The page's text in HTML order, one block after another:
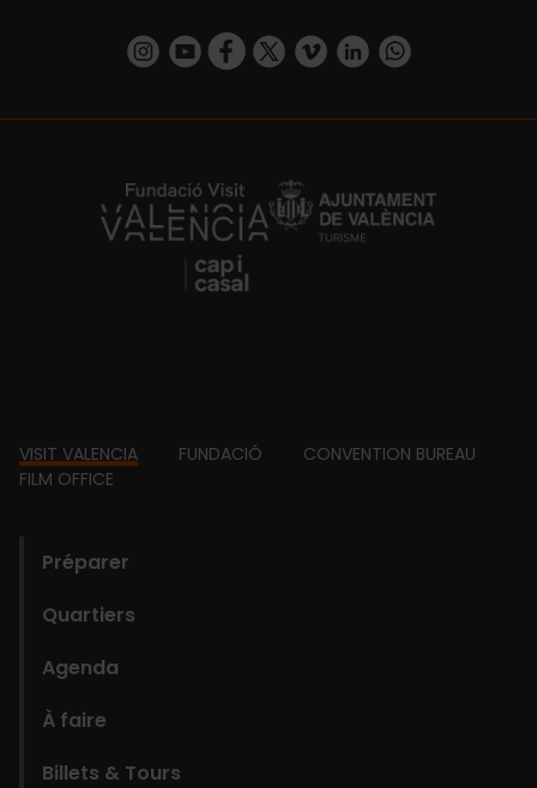
https://www.instagram.com/visit_valencia/
https://www.youtube.com/user/
https://www.facebook.com/
https://twitter.com/
https://vimeo.com/
https://www.linkedin.com/company/turismo-valencia/https://api.whatsapp.com/send/
https://fundacion.visitvalencia.com/
Footer
VISIT VALENCIA FUNDACIÓ
CONVENTION BUREAU
FILM OFFICE
Préparer
Quartiers
Agenda
À faire
Billets & Tours